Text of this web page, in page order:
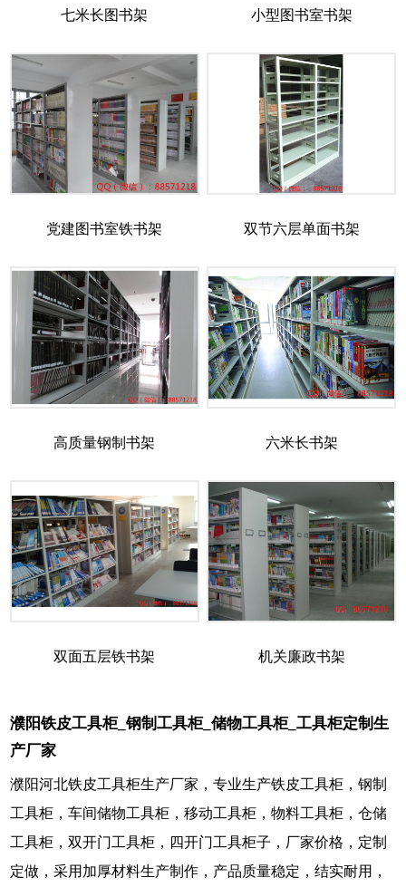
七米长图书架 小型图书室书架
党建图书室铁书架 双节六层单面书架
高质量钢制书架 六米长书架
双面五层铁书架 机关廉政书架
濮阳铁皮工具柜_钢制工具柜_储物工具柜_工具柜定制生
产厂家
濮阳河北铁皮工具柜生产厂家，专业生产铁皮工具柜，钢制
工具柜，车间储物工具柜，移动工具柜，物料工具柜，仓储
工具柜，双开门工具柜，四开门工具柜子，厂家价格，定制
定做，采用加厚材料生产制作，产品质量稳定，结实耐用，